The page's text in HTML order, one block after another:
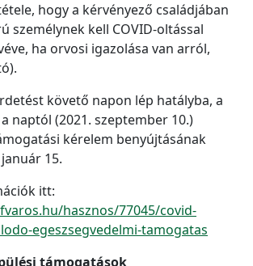
hogy a kérvényező családjában
személynek kell COVID-oltással
ha orvosi igazolása van arról,
követő napon lép hatályba, a
naptól (2021. szeptember 10.)
kérelem benyújtásának
15.
itt:
hasznos/77045/covid-
egeszsegvedelmi-tamogatas
támogatások